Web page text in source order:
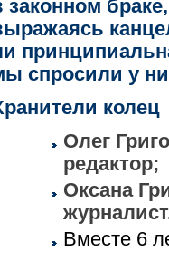
законном
спросили у
колец
Олег
редактор;
Оксана
Вместе 6